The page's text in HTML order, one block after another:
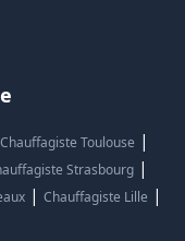
Chauffagiste Toulouse |
Strasbourg|
| Chauffagiste Lille |